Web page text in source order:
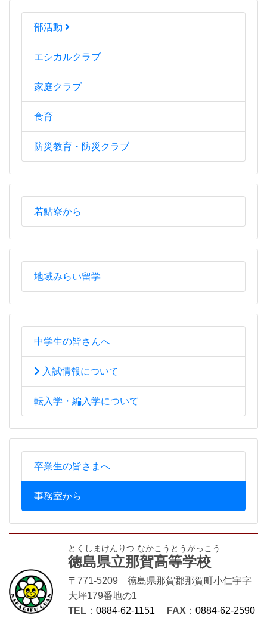
部活動
エシカルクラブ
家庭クラブ
食育
防災教育・防災クラブ
若鮎寮から
地域みらい留学
中学生の皆さんへ
入試情報について
転入学・編入学について
卒業生の皆さまへ
事務室から
とくしまけんりつ なかこうとうがっこう
徳島県立那賀高等学校
〒771-5209 徳島県那賀郡那賀町小仁宇字
大坪179番地の1
TEL ： 0884-62-1151 FAX ： 0884-62-2590